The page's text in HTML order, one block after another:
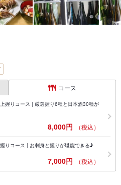
コース
握りコース | 厳選握り6種と日本酒30種が
8,000円 （税込）
りコース | お刺身と握りが堪能できる♪
7,000円 （税込）